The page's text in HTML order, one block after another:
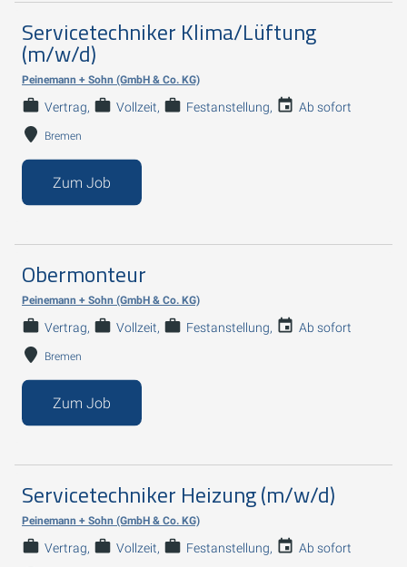
Servicetechniker Klima/Lüftung
(m/w/d)
Peinemann + Sohn (GmbH & Co. KG)
Vertrag Vollzeit Festanstellung Ab sofort
Bremen
Zum Job
Obermonteur
Peinemann + Sohn (GmbH & Co. KG)
Vertrag Vollzeit Festanstellung Ab sofort
Bremen
Zum Job
Servicetechniker Heizung (m/w/d)
Peinemann + Sohn (GmbH & Co. KG)
Vertrag Vollzeit Festanstellung Ab sofort